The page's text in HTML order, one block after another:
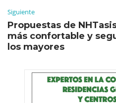
Siguiente
Propuestas de
más confortable y
los mayores